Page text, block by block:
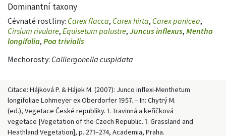
Dominantní taxony
Cévnaté rostliny: Carex flacca, Carex hirta, Carex panicea,
Cirsium rivulare, Equisetum palustre, Juncus inflexus, Mentha
longifolia, Poa trivialis
Mechorosty: Calliergonella cuspidata
Citace: Hájková P. & Hájek M. (2007): Junco inflexi-Menthetum
longifoliae Lohmeyer ex Oberdorfer 1957. – In: Chytrý M.
(ed.), Vegetace České republiky. 1. Travinná a keříčková
vegetace [Vegetation of the Czech Republic. 1. Grassland and
Heathland Vegetation], p. 271–274, Academia, Praha.